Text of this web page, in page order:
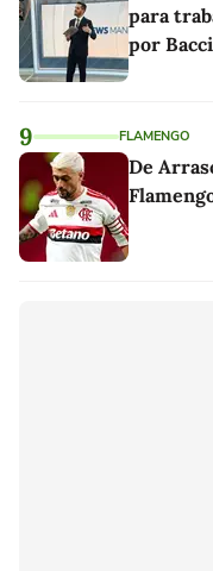
para
por Bacci
9 FLAMENGO
De